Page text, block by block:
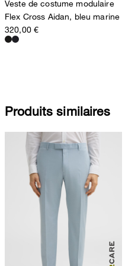
Veste de costume modulaire
Flex Cross Aidan, bleu marine
320,00 €
Produits similaires